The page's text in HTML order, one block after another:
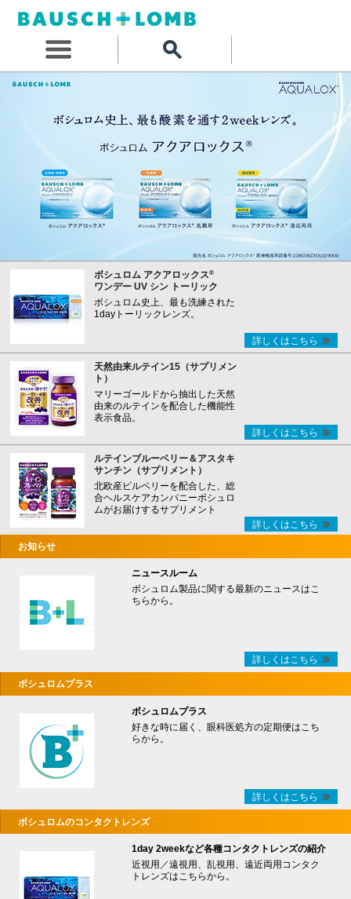
ボシュロム アクアロックス®
ワンデー UV シン トーリック
ボシュロム史上、最も洗練された
1dayトーリックレンズ。
詳しくはこちら
天然由来ルテイン15（サプリメン
ト）
マリーゴールドから抽出した天然
由来のルテインを配合した機能性
表示食品。
詳しくはこちら
ルテインブルーベリー＆アスタキ
サンチン（サプリメント）
北欧産ビルベリーを配合した、総
合ヘルスケアカンパニーボシュロ
ムがお届けするサプリメント
詳しくはこちら
お知らせ
ニュースルーム
ボシュロム製品に関する最新のニュースはこ
ちらから。
詳しくはこちら
ボシュロムプラス
ボシュロムプラス
好きな時に届く、眼科医処方の定期便はこち
らから。
詳しくはこちら
ボシュロムのコンタクトレンズ
1day 2weekなど各種コンタクトレンズの紹介
近視用／遠視用、乱視用、遠近両用コンタク
トレンズはこちらから。